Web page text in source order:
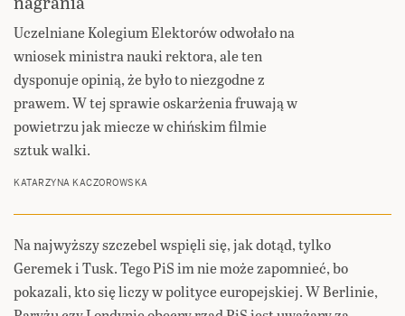
Uczelniane Kolegium Elektorów odwołało na
wniosek ministra nauki rektora, ale ten
dysponuje opinią, że było to niezgodne z
prawem. W tej sprawie oskarżenia fruwają w
powietrzu jak miecze w chińskim filmie
sztuk walki.
KATARZYNA KACZOROWSKA
Na najwyższy szczebel wspięli się, jak dotąd, tylko
Geremek i Tusk. Tego PiS im nie może zapomnieć, bo
pokazali, kto się liczy w polityce europejskiej. W Berlinie,